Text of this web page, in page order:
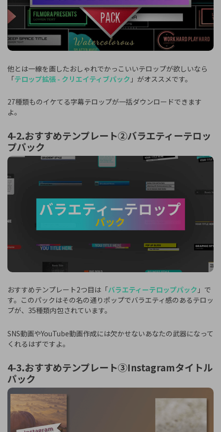
他とは一線を画したおしゃれでかっこいいテロップが欲しいなら
「テロップ拡張 - クリエイティブパック 」がオススメです。
27種類ものイケてる字幕テロップが一括ダウンロードできます
よ。
4-2.おすすめテンプレート②バラエティーテロッ
プパック
おすすめテンプレート2つ目は「バラエティーテロップパック 」で
す。このパックはその名の通りポップでバラエティ感のあるテロッ
プが、35種類内包されています。
SNS動画やYouTube動画作成には欠かせないあなたの武器になって
くれるはずですよ。
4-3.おすすめテンプレート③Instagramタイトル
パック